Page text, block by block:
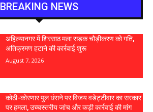
BREAKING NEWS
अहिल्यानगर में शिरसाठ मला सड़क चौड़ीकरण को गति,
अतिक्रमण हटाने की कार्रवाई शुरू
August 7, 2026
कोठी-कोरणार पुल धंसने पर विजय वडेट्टीवार का सरकार
पर हमला, उच्चस्तरीय जांच और कड़ी कार्रवाई की मांग